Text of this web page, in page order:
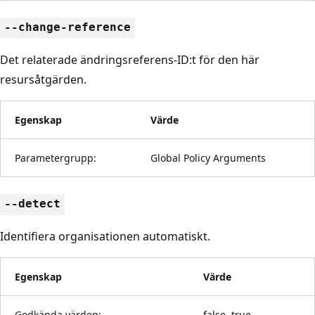
--change-reference
Det relaterade ändringsreferens-ID:t för den här
resursåtgärden.
Egenskap Värde
Parametergrupp: Global Policy Arguments
--detect
Identifiera organisationen automatiskt.
Egenskap Värde